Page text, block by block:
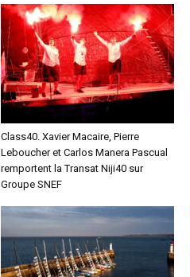
Class40. Xavier Macaire, Pierre
Leboucher et Carlos Manera Pascual
remportent la Transat Niji40 sur
Groupe SNEF